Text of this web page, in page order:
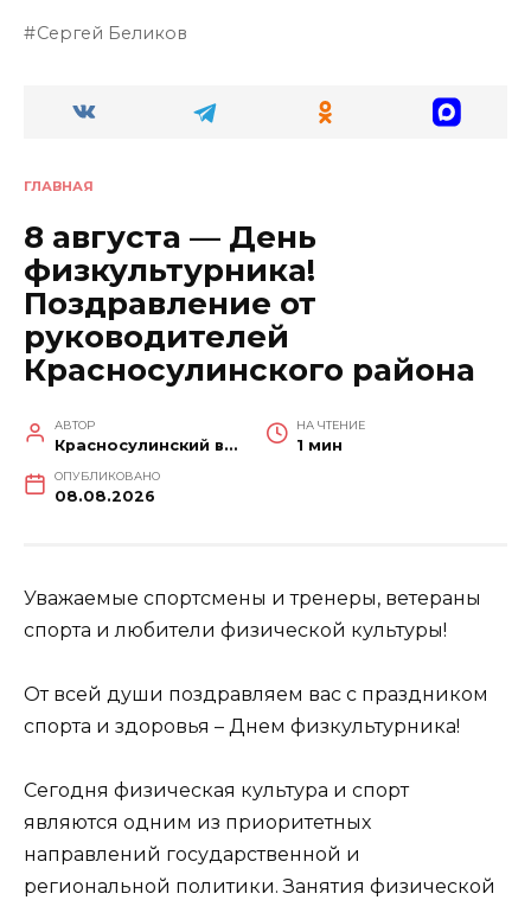
Сергей Беликов
ГЛАВНАЯ
8 августа — День
физкультурника!
Поздравление от
руководителей
Красносулинского района
АВТОР
Красносулинский вестник
НА ЧТЕНИЕ
1 мин
ОПУБЛИКОВАНО
08.08.2026
Уважаемые спортсмены и тренеры, ветераны
спорта и любители физической культуры!
От всей души поздравляем вас с праздником
спорта и здоровья – Днем физкультурника!
Сегодня физическая культура и спорт
являются одним из приоритетных
направлений государственной и
региональной политики. Занятия физической